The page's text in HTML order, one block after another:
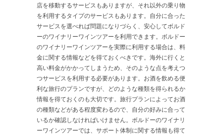
店を移動するサービスもありますが、それ以外の乗り物
を利用するタイプのサービスもあります。自分に合った
サービスを選べれば問題になりづらく、安心してボルド
ーのワイナリーワインツアーを利用できます。ボルドー
のワイナリーワインツアーを実際に利用する場合は、料
金に関する情報などを得ておくべきです。海外に行くと
高い料金がかかってしまうため、そのような点を考えつ
つサービスを利用する必要があります。お酒を飲める便
利な旅行のプランですが、どのような種類を得られるか
情報を得ておくのも大切です。旅行プランによってお酒
の種類などがある程度変わるので、自分の好みに合って
いるか確認しなければいけません。ボルドーのワイナリ
ーワインツアーでは、サポート体制に関する情報も得て